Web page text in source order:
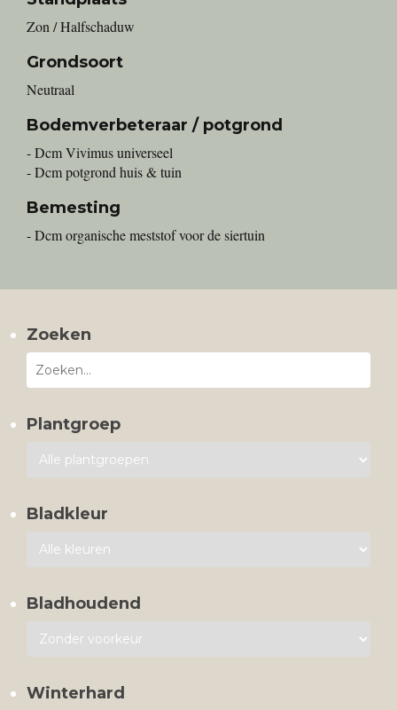
Zon / Halfschaduw
Grondsoort
Neutraal
Bodemverbeteraar / potgrond
- Dcm Vivimus universeel
- Dcm potgrond huis & tuin
Bemesting
- Dcm organische meststof voor de siertuin
Zoeken
Plantgroep
Bladkleur
Bladhoudend
Winterhard